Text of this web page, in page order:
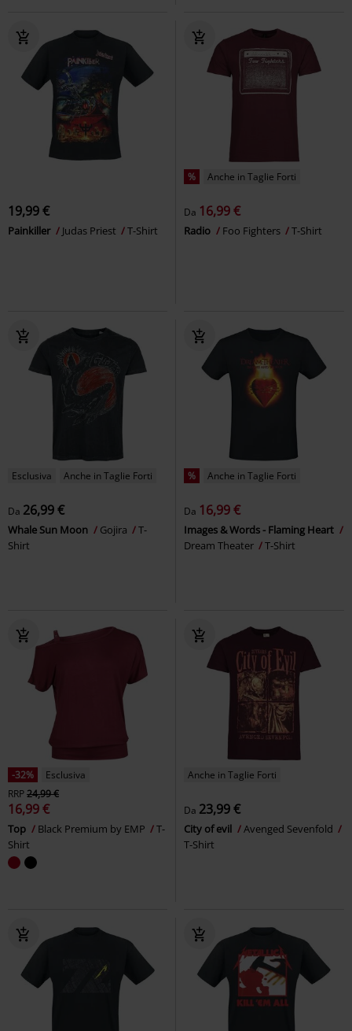
19,99 €
Painkiller Judas Priest T-Shirt
% Anche in Taglie Forti
Da 16,99 €
Radio Foo Fighters T-Shirt
Esclusiva Anche in Taglie Forti
Da 26,99 €
Whale Sun Moon Gojira
T-
Shirt
% Anche in Taglie Forti
Da 16,99 €
Images & Words - Flaming Heart
Dream Theater
T-Shirt
-32%
Esclusiva
RRP24,99 €
16,99 €
Top Black Premium by EMP
T-
Shirt
Anche in Taglie Forti
Da 23,99 €
City of evil
Avenged Sevenfold
T-Shirt